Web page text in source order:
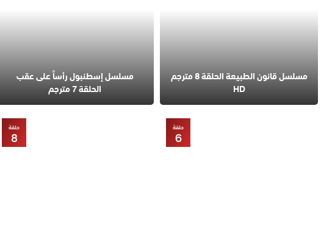
مسلسل قانون الطبيعة الحلقة 8 مترجم
HD
مسلسل إسطنبول رأساً على عقب
الحلقة 7 مترجم
حلقة
6
حلقة
8